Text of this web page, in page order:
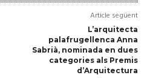
Article següent
L’arquitecta
palafrugellenca Anna
Sabrià, nominada en dues
categories als Premis
d’Arquitectura